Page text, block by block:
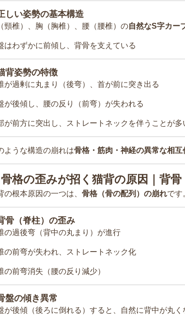
しい姿勢の基本構造
頸椎）、胸（胸椎）、腰（腰椎）の自然なS字カー
はわずかに前傾し、背骨を支えている
背姿勢の特徴
が過剰に丸まり（後弯）、首が前に突き出る
が後傾し、腰の反り（前弯）が失われる
が前方に突出し、ストレートネックを伴うことが多
ような構造の崩れは骨格・筋肉・神経の異常な相互
格の歪みが招く猫背の原因｜背
の根本原因の一つは、 骨格（骨の配列）の崩れです
骨（脊柱）の歪み
の過後弯（背中の丸まり）が進行
の前弯が失われ、ストレートネック化
の前弯消失（腰の反り減少）
盤の傾き異常
が後傾（後ろに倒れる）すると、自然に背中が丸く